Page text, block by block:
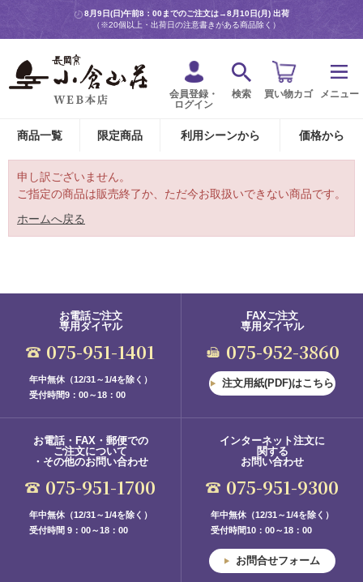
8月9日(日)午前8：00までのご注文は→8月10日(月) 出荷
（※20個以上・出荷日の注意書きがある商品除く）
会員登録・
ログイン
検索 買い物カゴ メニュー
商品一覧 限定商品 利用シーンから 価格から
申し訳ございません。
ご指定の商品は販売終了か、ただ今お取扱いできない商品です。
ホームへ戻る
お電話ご注文
専用ダイヤル
075-951-1401
年中無休（12/31～1/4を除く）
受付時間9：00～18：00
FAXご注文
専用ダイヤル
075-952-3860
注文用紙(PDF)はこちら
お電話・FAX・郵便での
ご注文について
・その他のお問い合わせ
075-951-1700
年中無休（12/31～1/4を除く）
受付時間 9：00～18：00
インターネット注文に
関する
お問い合わせ
075-951-9300
年中無休（12/31～1/4を除く）
受付時間10：00～18：00
お問合せフォーム